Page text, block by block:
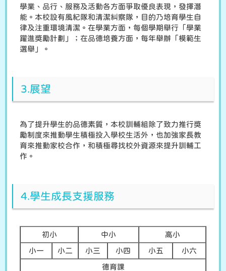
學業、品行、服務及活動各方面爭取優良表現，發揮潛
能。本校設有風紀隊和清潔糾察隊，目的乃培育學生自
律及注重環境清潔。在學業方面，每個學期舉行「學業
躍進獎勵計劃」；在品德培養方面，每年舉辦「模範生
選舉」。
3.展望
為了提升學生的品德素質，本校訓輔組除了致力推行獎
勵制度來推動學生積極投入學校生活外，也加強家長教
育來推動家校合作，和積極尋找校外資源來提升訓輔工
作。
4.學生成長支援服務
初小 中小 高小
小一 小二 小三 小四 小五 小六
德育課